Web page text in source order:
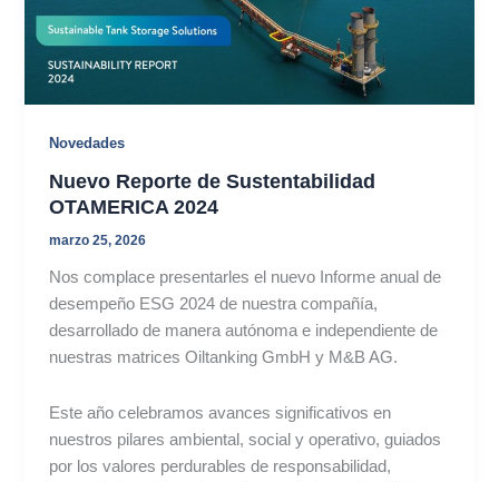
Novedades
Nuevo Reporte de Sustentabilidad
OTAMERICA 2024
marzo 25, 2026
Nos complace presentarles el nuevo Informe anual de
desempeño ESG 2024 de nuestra compañía,
desarrollado de manera autónoma e independiente de
nuestras matrices Oiltanking GmbH y M&B AG.
Este año celebramos avances significativos en
nuestros pilares ambiental, social y operativo, guiados
por los valores perdurables de responsabilidad,